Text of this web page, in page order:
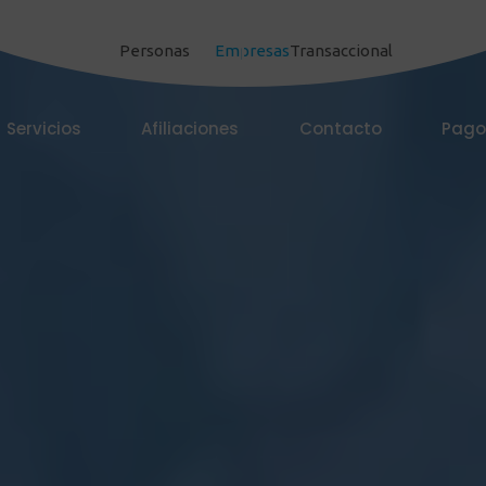
Personas EmpresasTransaccional
Servicios Afiliaciones Contacto